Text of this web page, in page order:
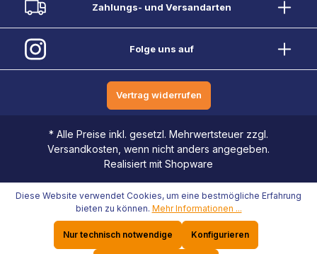
Zahlungs- und Versandarten
Folge uns auf
Vertrag widerrufen
* Alle Preise inkl. gesetzl. Mehrwertsteuer zzgl.
Versandkosten, wenn nicht anders angegeben.
Realisiert mit Shopware
Diese Website verwendet Cookies, um eine bestmögliche Erfahrung
bieten zu können. Mehr Informationen ...
Nur technisch notwendige Konfigurieren